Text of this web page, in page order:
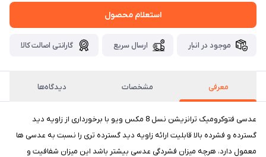
استعلام محصول
موجود در انبار ارسال سریع گارانتی اصالت کالا
معرفی مشخصات دیدگاه‌ها
عدسی فتوکرومیک ترانزیشن نسل 8 مکس ویو با برخورداری از زاویه دید
گسترده و فشرده بالا قابلیت ارائه زاویه دید گسترده تری را نسبت به عدسی ها
معمول دارد، هرچه میزان فشردگی عدسی بیشتر باشد این میزان شفافیت و